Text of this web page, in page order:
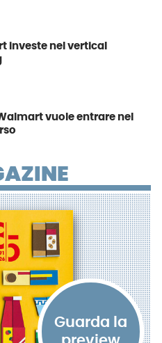
investe nel vertical
vuole entrare nel